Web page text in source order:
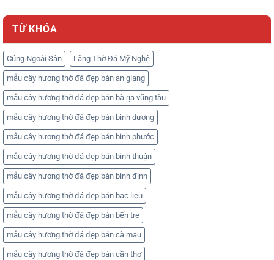
TỪ KHÓA
Cúng Ngoài Sân Lăng Thờ Đá Mỹ Nghệ
mẫu cây hương thờ đá đẹp bán an giang
mẫu cây hương thờ đá đẹp bán bà rịa vũng tàu
mẫu cây hương thờ đá đẹp bán bình dương
mẫu cây hương thờ đá đẹp bán bình phước
mẫu cây hương thờ đá đẹp bán bình thuận
mẫu cây hương thờ đá đẹp bán bình định
mẫu cây hương thờ đá đẹp bán bạc lieu
mẫu cây hương thờ đá đẹp bán bến tre
mẫu cây hương thờ đá đẹp bán cà mau
mẫu cây hương thờ đá đẹp bán cần thơ